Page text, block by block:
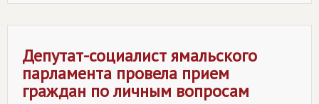
Депутат-социалист ямальского
парламента провела прием
граждан по личным вопросам